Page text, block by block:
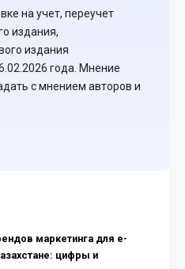
на учет, переучет
издания,
издания
года. Мнение
с мнением авторов и
маркетинга для e-
цифры и